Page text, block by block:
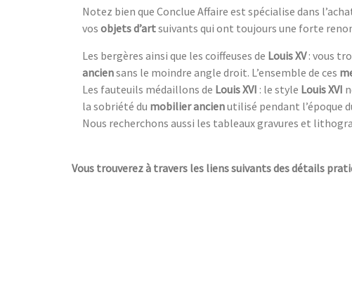
Notez bien que Conclue Affaire est spécialise dans
vos objets d’artsuivants qui ont toujours une forte
Les bergères ainsi que les coiffeuses de Louis XV: vous
anciensans le moindre angle droit. L’ensemble de ces
Les fauteuils médaillons de Louis XVI : le style Louis XVI
la sobriété du mobilier ancienutilisé pendant l’époque
Nous recherchons aussi les tableaux gravures et
Vous trouverez à travers les liens suivants des détails